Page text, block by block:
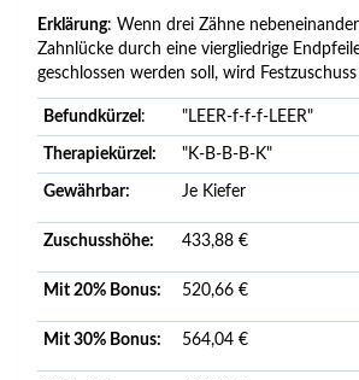
Erklärung: Wenn drei Zähne
Zahnlücke durch eine viergliedrige
geschlossen werden soll, wird
Befundkürzel : "LEER-f-f-f-LEER"
Therapiekürzel: "K-B-B-B-K"
Gewährbar: Je Kiefer
Zuschusshöhe: 433,88 €
Mit 20% Bonus: 520,66 €
Mit 30% Bonus: 564,04 €